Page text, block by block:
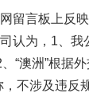
留言板上反
认为，1、
、“澳洲”根据
，不涉及违反